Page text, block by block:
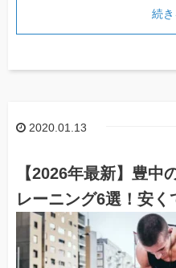
続
2020.01.13
【2026年最新】豊中
レーニング6選！安く